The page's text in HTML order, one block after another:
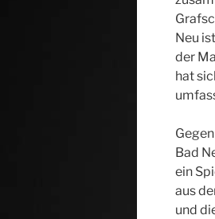
Neu
der
hat
Bad
ein
aus
und